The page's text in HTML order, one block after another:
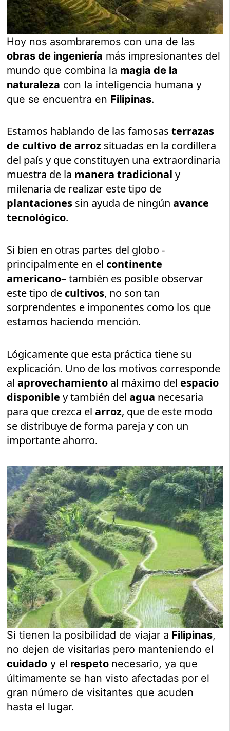
Hoy nos asombraremos con una de las
obras de ingeniería más impresionantes del
mundo que combina la magia de la
naturaleza con la inteligencia humana y
que se encuentra en Filipinas.
Estamos hablando de las famosas terrazas
de cultivo de arroz situadas en la cordillera
del país y que constituyen una extraordinaria
muestra de la manera tradicional y
milenaria de realizar este tipo de
plantaciones sin ayuda de ningúnavance
tecnológico.
Si bien en otras partes del globo -
principalmente en el continente
americano– también es posible observar
este tipo de cultivos, no son tan
sorprendentes e imponentes como los que
estamos haciendo mención.
Lógicamente que esta práctica tiene su
explicación. Uno de los motivos corresponde
alaprovechamiento al máximo del espacio
disponible y también delagua necesaria
para que crezca elarroz, que de este modo
se distribuye de forma pareja y con un
importante ahorro.
Si tienen la posibilidad de viajar a Filipinas,
no dejen de visitarlas pero manteniendo el
cuidado y el respeto necesario, ya que
últimamente se han visto afectadas por el
gran número de visitantes que acuden
hasta el lugar.